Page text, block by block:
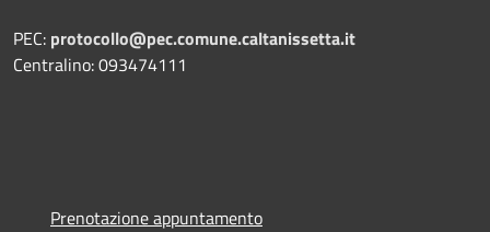
PEC: protocollo@pec.comune.caltanissetta.it
Centralino: 093474111
Prenotazione appuntamento